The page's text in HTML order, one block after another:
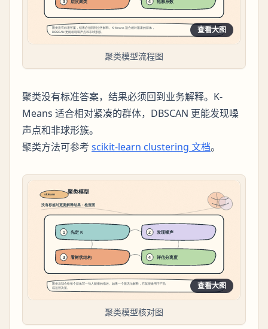
查看大图
聚类模型流程图
聚类没有标准答案，结果必须回到业务解释。K-
Means 适合相对紧凑的群体，DBSCAN 更能发现噪
声点和非球形簇。
聚类方法可参考 scikit-learn clustering 文档。
查看大图
聚类模型核对图